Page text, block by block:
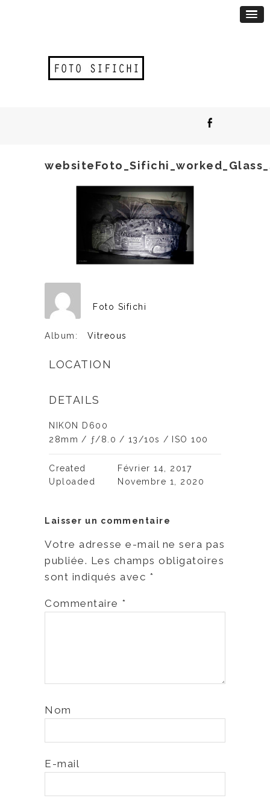
Foto Sifichi
Album: Vitreous
LOCATION
DETAILS
NIKON D600
28mm / ƒ/8.0 / 13/10s / ISO 100
Created
Février 14, 2017
Uploaded
Novembre 1, 2020
Laisser un commentaire
Votre adresse e-mail ne sera pas
publiée. Les champs obligatoires
sont indiqués avec *
Commentaire *
Nom
E-mail